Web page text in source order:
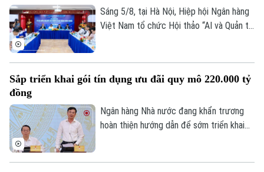
Thời trang
Âm nhạc
index tăng 7,18 điểm (2,51%) lên 293,59
điểm.
Sáng 5/8, tại Hà Nội, Hiệp hội Ngân hàng
Việt Nam tổ chức Hội thảo “AI và Quản trị
mại, doanh nghiệp công nghệ và chuyên
Sắp triển khai gói tín dụng ưu đãi quy mô 220.000 tỷ
đồng
Ngân hàng Nhà nước đang khẩn trương
hoàn thiện hướng dẫn để sớm triển khai